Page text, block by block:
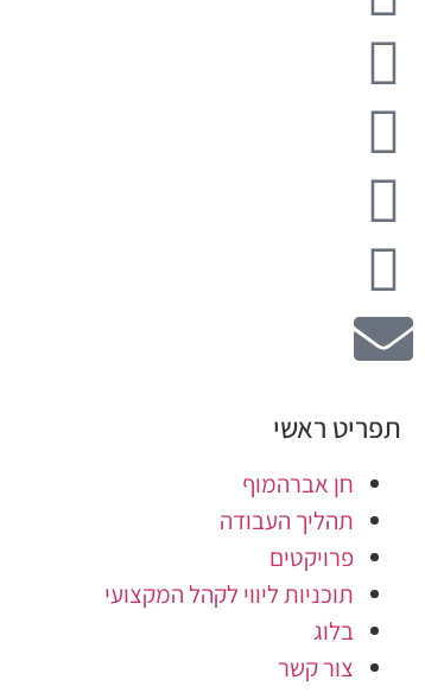
תפריט ראשי
חן אברהמוף
תהליך העבודה
פרויקטים
תוכניות ליווי לקהל המקצועי
בלוג
צור קשר